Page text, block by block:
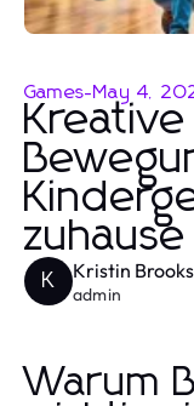
Games-May 4,
Kreative
zuhause
K Kristin Brooks
admin
Warum